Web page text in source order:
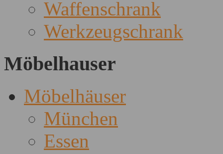
Waffenschrank
Werkzeugschrank
Möbelhauser
Möbelhäuser
München
Essen